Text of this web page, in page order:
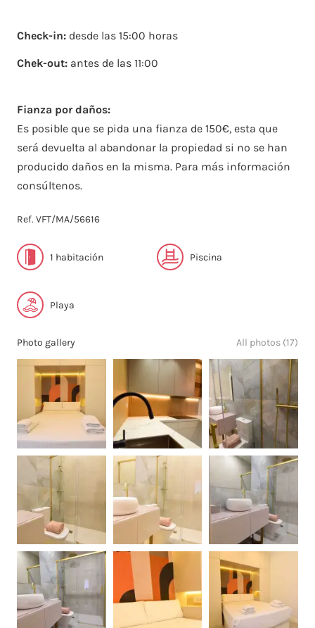
Check-in: desde las 15:00 horas
Chek-out: antes de las 11:00
Fianza por daños:
Es posible que se pida una fianza de 150€, esta que
será devuelta al abandonar la propiedad si no se han
producido daños en la misma. Para más información
consúltenos.
Ref. VFT/MA/56616
1 habitación Piscina
Playa
Photo gallery All photos (17)